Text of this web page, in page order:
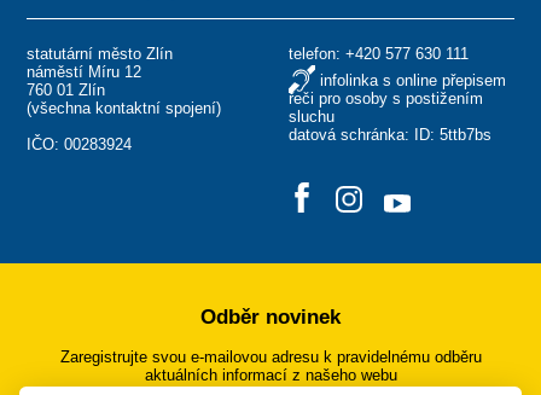
statutární město Zlín
náměstí Míru 12
760 01 Zlín
(všechna kontaktní spojení)
IČO: 00283924
telefon: +420 577 630 111
infolinka s online přepisem
řeči pro osoby s postižením
sluchu
datová schránka: ID: 5ttb7bs
Odběr novinek
Zaregistrujte svou e-mailovou adresu k pravidelnému odběru
aktuálních informací z našeho webu